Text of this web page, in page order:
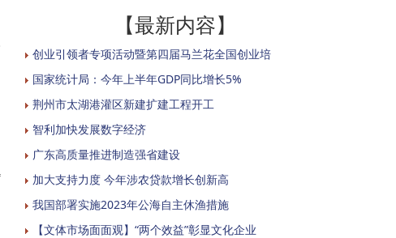
【最新内容】
创业引领者专项活动暨第四届马兰花全国创业培
国家统计局：今年上半年GDP同比增长5%
荆州市太湖港灌区新建扩建工程开工
智利加快发展数字经济
广东高质量推进制造强省建设
加大支持力度 今年涉农贷款增长创新高
我国部署实施2023年公海自主休渔措施
【文体市场面面观】“两个效益”彰显文化企业